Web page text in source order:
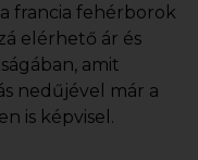
francia fehérborok
elérhető ár és
amit
nedűjével már a
is képvisel.